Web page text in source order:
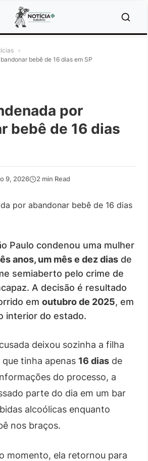
»
bebê de 16 dias em SP
por
bebê de 16 dias
9, 2026 2 min Read
Paulo condenou uma mulher
anos, um mês e dez dias de
semiaberto pelo crime de
A decisão é resultado
em outubro de 2025, em
interior do estado.
deixou sozinha a filha
tinha apenas 16 dias de
do processo, a
parte do dia em um bar
alcoólicas enquanto
nos braços.
momento, ela retornou para